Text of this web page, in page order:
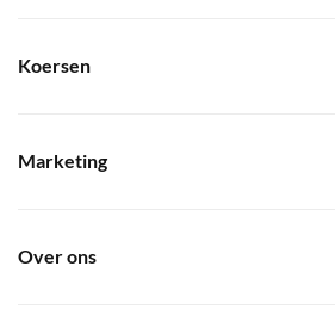
Koersen
Marketing
Over ons